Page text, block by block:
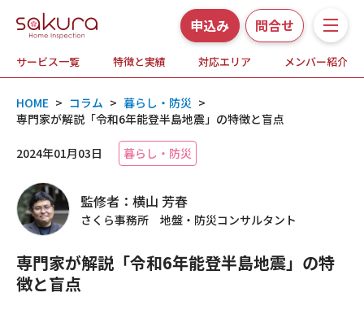
申込み 問合せ
サービス一覧 特徴と実績 対応エリア メンバー紹介
サービス一覧
さくら事務所の特徴と実績
ホームインスペクションとは
対応エリア
メンバー紹介
よくある質問
HOME > コラム > 暮らし・防災 >
専門家が解説「令和6年能登半島地震」の特徴と盲点
2024年01月03日 暮らし・防災
監修者：横山 芳春
さくら事務所 地盤・防災コンサルタント
専門家が解説「令和6年能登半島地震」の特
徴と盲点